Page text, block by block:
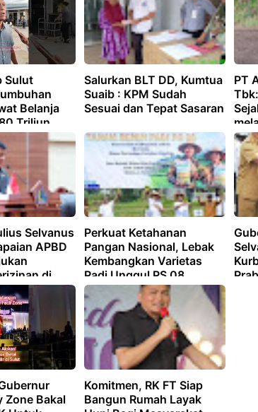
Sulut
Belanja
Triliun
Salurkan BLT DD, Kumtua
Suaib : KPM Sudah
Sesuai dan Tepat Sasaran
PT
Selvanus
APBD
di
Perkuat Ketahanan
Pangan Nasional, Lebak
Kembangkan Varietas
Padi Unggul PS 08
Zone Bakal
Komitmen, RK FT Siap
Bangun Rumah Layak